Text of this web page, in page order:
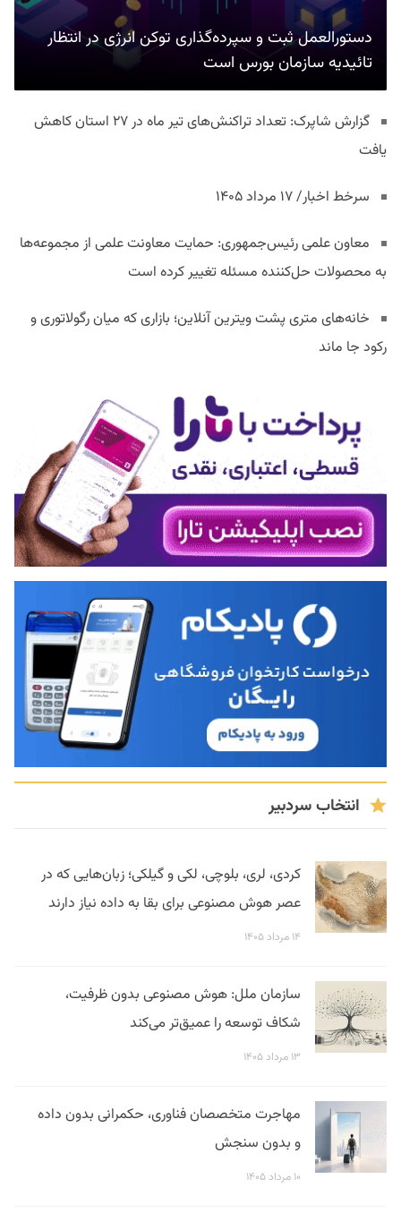
دستورالعمل ثبت و سپرده‌گذاری توکن انرژی در انتظار
تائیدیه سازمان بورس است
گزارش شاپرک: تعداد تراکنش‌های تیر ماه در ۲۷ استان‌ کاهش
یافت
سرخط اخبار/ ۱۷ مرداد ۱۴۰۵
معاون علمی رئیس‌جمهوری: حمایت معاونت علمی از مجموعه‌ها
به محصولات حل‌کننده مسئله تغییر کرده است
خانه‌های متری پشت ویترین آنلاین؛ بازاری که میان رگولاتوری و
رکود جا ماند
انتخاب سردبیر
کردی، لری، بلوچی، لکی و گیلکی؛ زبان‌هایی که در
عصر هوش مصنوعی برای بقا به داده نیاز دارند
۱۴ مرداد ۱۴۰۵
سازمان ملل: هوش مصنوعی بدون ظرفیت،
شکاف توسعه را عمیق‌تر می‌کند
۱۳ مرداد ۱۴۰۵
مهاجرت متخصصان فناوری، حکمرانی بدون داده
و بدون سنجش
۱۰ مرداد ۱۴۰۵